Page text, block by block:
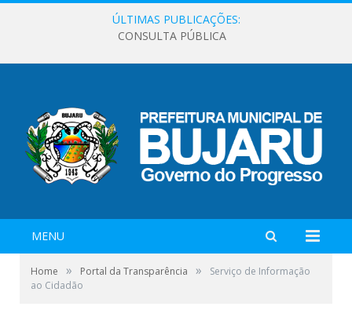
ÚLTIMAS PUBLICAÇÕES:
CONSULTA PÚBLICA
MENU
Home » Portal da Transparência »
Serviço de Informação
ao Cidadão